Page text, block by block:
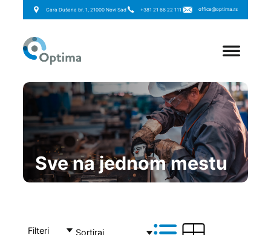
Cara Dušana br. 1, 21000 Novi Sad +381 21 66 22 111 office@optima.rs
Sve na jednom mestu
Filteri